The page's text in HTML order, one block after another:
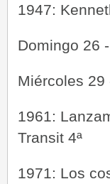
1947:
Domingo 26
Miércoles
1961:
Transit 4ª
1971: Los